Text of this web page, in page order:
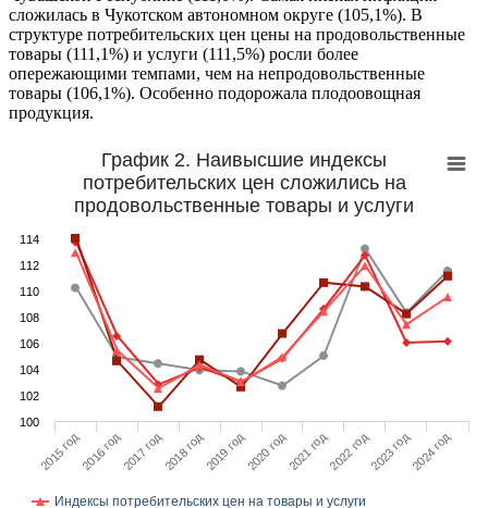
сложилась в Чукотском автономном округе (105,1%). В
структуре потребительских цен цены на продовольственные
товары (111,1%) и услуги (111,5%) росли более
опережающими темпами, чем на непродовольственные
товары (106,1%). Особенно подорожала плодоовощная
продукция.
График 2. Наивысшие индексы
потребительских цен сложились на
продовольственные товары и услуги
Индексы потребительских цен на товары и услуги
2015 год2016 год2017 год2018 год2019 год2020 год2021 год2022 год2023 год2024 год
100
102
104
106
108
110
112
114